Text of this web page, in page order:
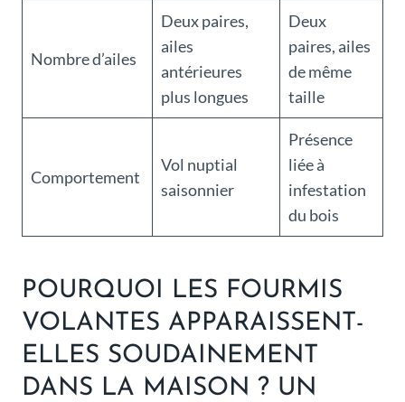
Nombre d’ailes
Deux paires,
ailes
antérieures
plus longues
Deux
paires, ailes
de même
taille
Comportement
Vol nuptial
saisonnier
Présence
liée à
infestation
du bois
POURQUOI LES FOURMIS
VOLANTES APPARAISSENT-
ELLES SOUDAINEMENT
DANS LA MAISON ? UN